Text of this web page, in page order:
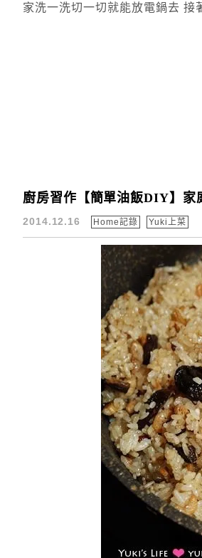
家洗一洗切一切就能放電鍋去 接
廚房習作【簡單油飯DIY】
2014.12.16 Home記錄 Yuki上菜